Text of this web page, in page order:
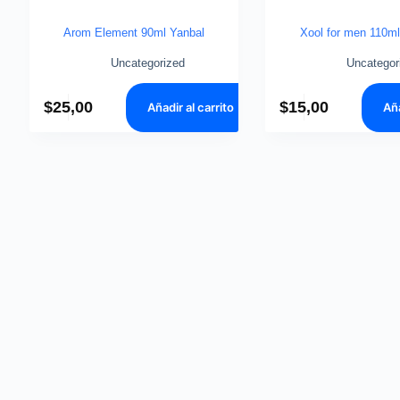
Arom Element 90ml Yanbal
Uncategorized
$25,00 Añadir al carrito
Xool for men
$15,00